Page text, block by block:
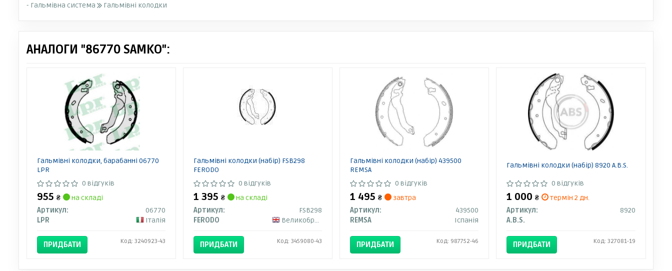
- Гальмівна система
Гальмівні колодки
АНАЛОГИ "86770 SAMKO":
Гальмівні колодки, барабанні 06770
LPR
0 відгуків
955 ₴
на складі
Артикул:
06770
LPR
Італія
ПРИДБАТИ Код: 3240923-43
Гальмівні колодки (набір) FSB298
FERODO
0 відгуків
1 395 ₴
на складі
Артикул:
FSB298
FERODO
Великобританія
ПРИДБАТИ Код: 3459080-43
Гальмівні колодки (набір) 439500
REMSA
0 відгуків
1 495 ₴
завтра
Артикул:
439500
REMSA
Іспанія
ПРИДБАТИ Код: 987752-46
Гальмівні колодки (набір) 8920 A.B.S.
0 відгуків
1 000₴
термін 2 дн.
Артикул:
8920
A.B.S.
ПРИДБАТИ Код: 327081-19